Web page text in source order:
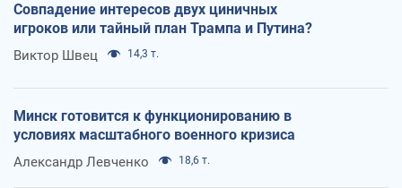
Совпадение интересов двух циничных
игроков или тайный план Трампа и Путина?
Виктор Швец 14,3 т.
Минск готовится к функционированию в
условиях масштабного военного кризиса
Александр Левченко 18,6 т.